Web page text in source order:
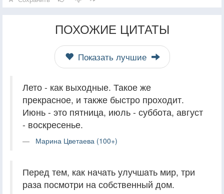
ПОХОЖИЕ ЦИТАТЫ
Показать лучшие
Лето - как выходные. Такое же
прекрасное, и также быстро проходит.
Июнь - это пятница, июль - суббота, август
- воскресенье.
Марина Цветаева (100+)
Перед тем, как начать улучшать мир, три
раза посмотри на собственный дом.